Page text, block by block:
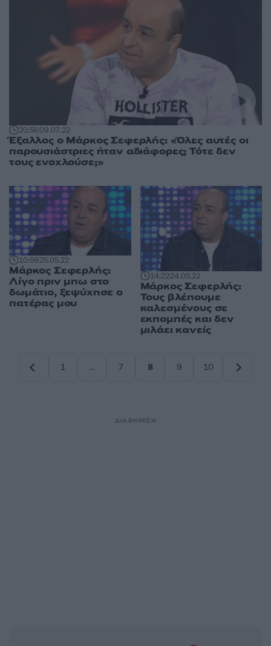
20:5609.07.22
Έξαλλος ο Μάρκος Σεφερλής: «Όλες αυτές οι
παρουσιάστριες ήταν αδιάφορες; Τότε δεν
τους ενοχλούσε;»
10:5925.05.22
Μάρκος Σεφερλής:
Λίγο πριν μπω στο
δωμάτιο, ξεψύχησε ο
πατέρας μου
14:2224.05.22
Μάρκος Σεφερλής:
Τους βλέπουμε
καλεσμένους σε
εκπομπές και δεν
μιλάει κανείς
1
…
7
8
9
10
ΔΙΑΦΗΜΙΣΗ